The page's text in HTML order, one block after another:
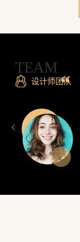
TEAM
设计师团队